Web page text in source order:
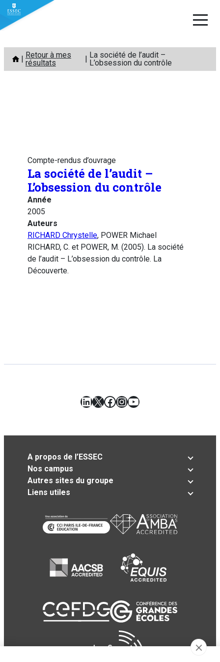
Aller
contenu
Retour à mes
résultats
La société de l’audit –
L’obsession du contrôle
Compte-rendus d’ouvrage
La société de l’audit –
L’obsession du contrôle
Année
2005
Auteurs
RICHARD Chrystelle, POWER Michael
RICHARD, C. et POWER, M. (2005). La société
de l’audit – L’obsession du contrôle. La
Découverte.
LinkedIn
X Facebook
Instagram
YouTube
A propos de l’ESSEC
Nos campus
Autres sites du groupe
Liens utiles